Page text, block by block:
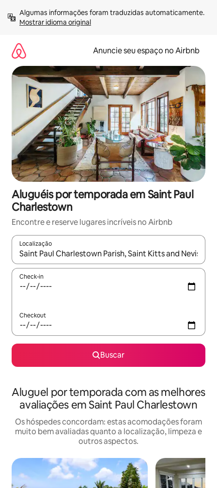
para
Mostrar idioma original
Anuncie seu espaço no Airbnb
Aluguéis por temporada em Saint Paul
Charlestown
Encontre e reserve lugares incríveis no Airbnb
Localização
Quando os resultados estiverem disponíveis, explore-os
Check-in
Checkout
Buscar
Aluguel por temporada com as melhores
avaliações em Saint Paul Charlestown
Os hóspedes concordam: estas acomodações foram
muito bem avaliadas quanto a localização, limpeza e
outros aspectos.